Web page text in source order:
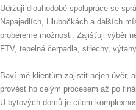
Udržuji dlouhodobé spolupráce se
Napajedlích, Hlubočkách a dalších
probereme možnosti. Zajišťuji výběr
FTV, tepelná čerpadla, střechy,
Baví mě klientům zajistit nejen úvěr,
provést ho celým procesem až po
U bytových domů je cílem